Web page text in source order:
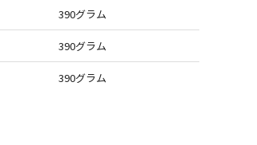
390グラム
390グラム
390グラム